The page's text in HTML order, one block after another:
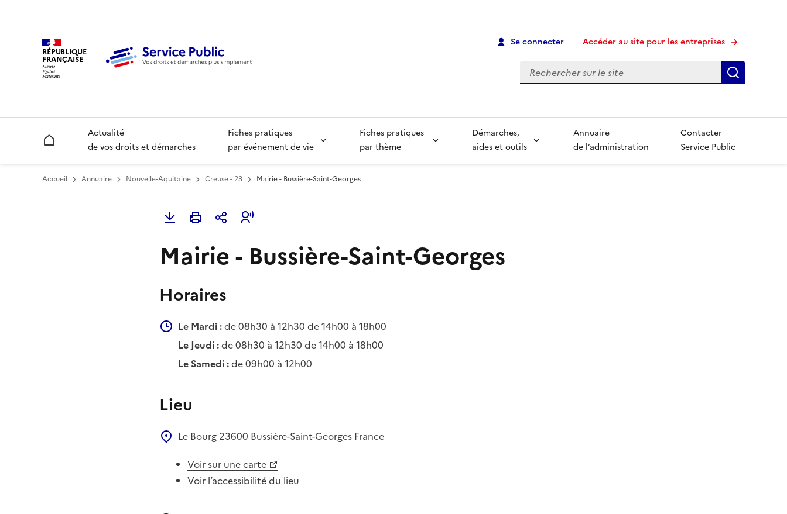
RÉPUBLIQUE
FRANÇAISE
Se connecter Accéder au site pour les entreprises
Recherche
Accueil
Actualité
de vos droits et démarches
Fiches pratiques
par événement de vie
Fiches pratiques
par thème
Démarches,
aides et outils
Annuaire
de l’administration
Contacter
Service Public
Accueil Annuaire Nouvelle-Aquitaine Creuse - 23 Mairie - Bussière-Saint-Georges
Mairie - Bussière-Saint-Georges
Horaires
Le Mardi :de 08h30 à 12h30 de 14h00 à 18h00
Le Jeudi :de 08h30 à 12h30 de 14h00 à 18h00
Le Samedi :de 09h00 à 12h00
Lieu
Le Bourg 23600 Bussière-Saint-Georges France
Voir sur une carte
Voir l’accessibilité du lieu